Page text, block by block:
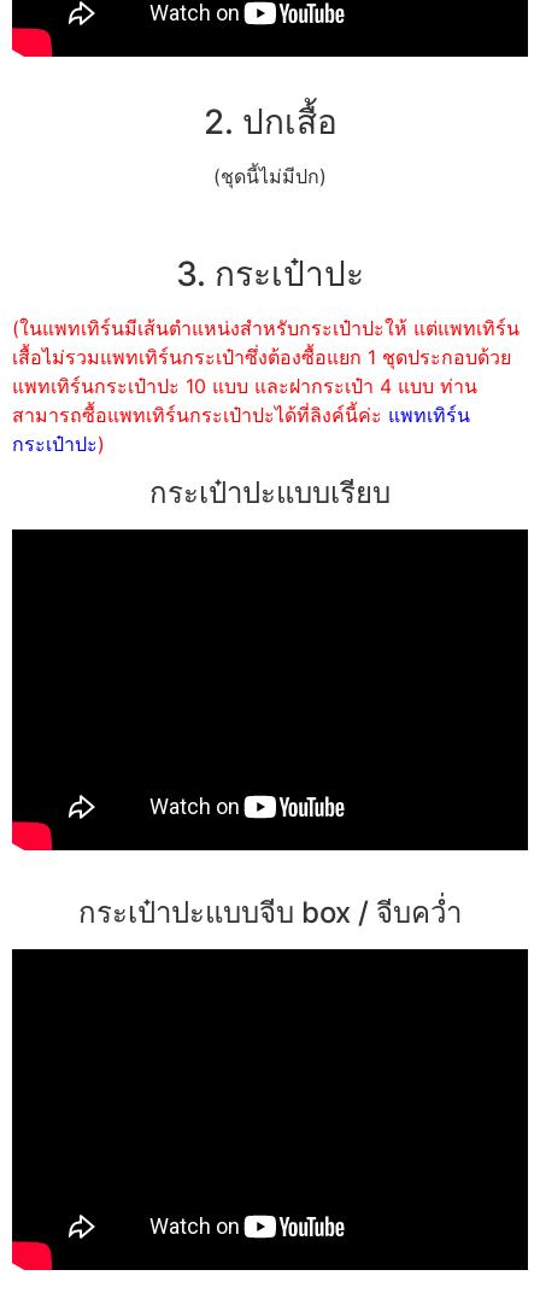
2. ปกเสื้อ
(ชุดนี้ไม่มีปก)
3. กระเป๋าปะ
(ในแพทเทิร์นมีเส้นตำแหน่งสำหรับกระเป๋าปะให้ แต่แพทเทิร์น
เสื้อไม่รวมแพทเทิร์นกระเป๋าซึ่งต้องซื้อแยก 1 ชุดประกอบด้วย
แพทเทิร์นกระเป๋าปะ 10 แบบ และฝากระเป๋า 4 แบบ ท่าน
สามารถซื้อแพทเทิร์นกระเป๋าปะได้ที่ลิงค์นี้ค่ะ แพทเทิร์น
กระเป๋าปะ)
กระเป๋าปะแบบเรียบ
กระเป๋าปะแบบจีบ box / จีบคว่ำ